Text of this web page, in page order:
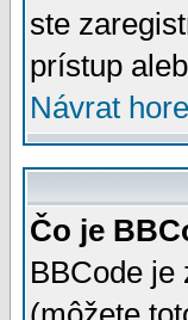
ste
prístup
Návrat hore
Čo je
BBCode je